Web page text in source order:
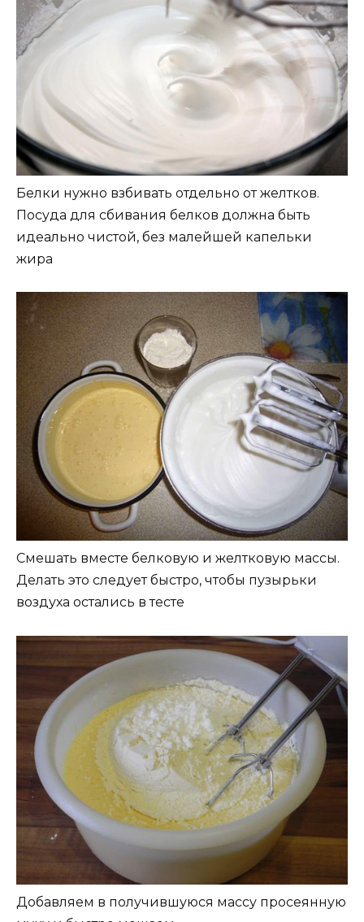
Белки нужно взбивать отдельно от желтков.
Посуда для сбивания белков должна быть
идеально чистой, без малейшей капельки
жира
Смешать вместе белковую и желтковую массы.
Делать это следует быстро, чтобы пузырьки
воздуха остались в тесте
Добавляем в получившуюся массу просеянную